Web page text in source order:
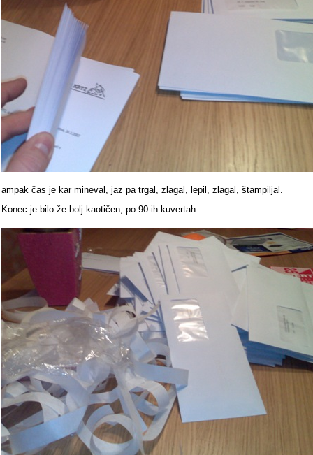
ampak čas je kar mineval, jaz pa trgal, zlagal, lepil, zlagal, štampiljal.
Konec je bilo že bolj kaotičen, po 90-ih kuvertah: